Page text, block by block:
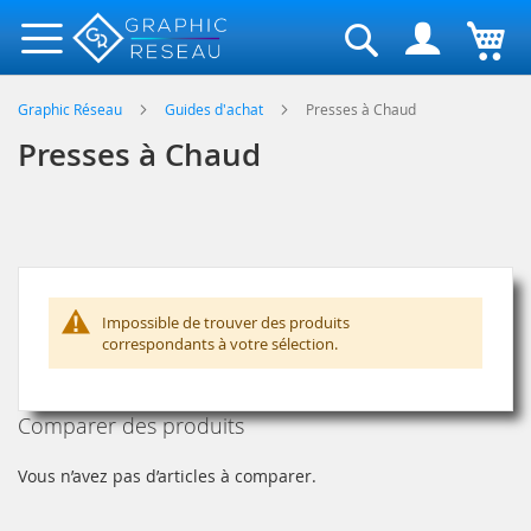
Rechercher
Graphic Réseau Guides d'achat Presses à Chaud
Presses à Chaud
Impossible de trouver des produits
correspondants à votre sélection.
Comparer des produits
Vous n’avez pas d’articles à comparer.